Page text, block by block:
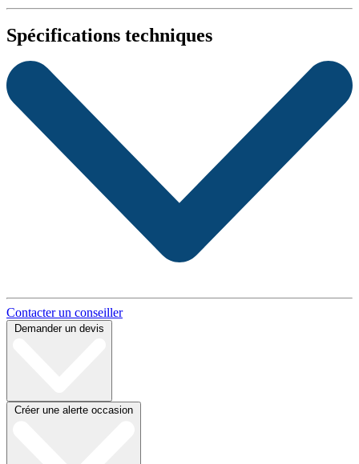
Spécifications techniques
Contacter un conseiller
Demander un devis
Créer une alerte occasion